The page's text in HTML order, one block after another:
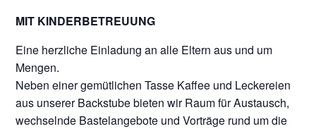
MIT KINDERBETREUUNG
Eine herzliche Einladung an alle Eltern aus und um
Mengen.
Neben einer gemütlichen Tasse Kaffee und Leckereien
aus unserer Backstube bieten wir Raum für Austausch,
wechselnde Bastelangebote und Vorträge rund um die